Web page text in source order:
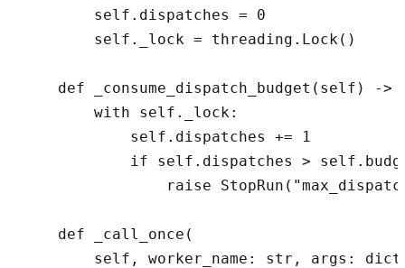
        self.dispatches = 0
        self._lock = threading.Lock()
def _consume_dispatch_budget(self) ->
        with self._lock:
            self.dispatches += 1
if self.dispatches >
raise
    def _call_once(
self, worker_name: str, args: